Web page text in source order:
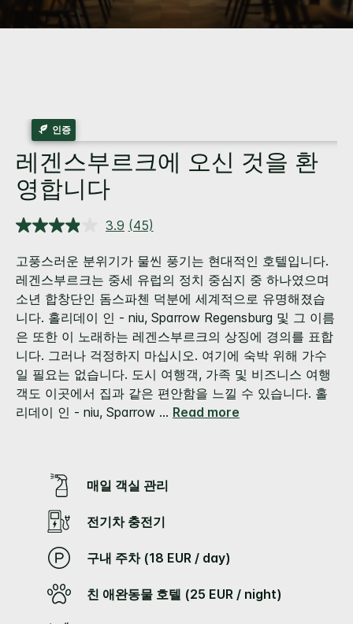
인증
레겐스부르크에 오신 것을 환
영합니다
3.9 상
평
읽
기.
같
은
페
이
지
링
크.
(45)
고풍스러운 분위기가 물씬 풍기는 현대적인 호텔입니다.
레겐스부르크는 중세 유럽의 정치 중심지 중 하나였으며
소년 합창단인 돔스파첸 덕분에 세계적으로 유명해졌습
니다. 홀리데이 인 - niu, Sparrow Regensburg 및 그 이름
은 또한 이 노래하는 레겐스부르크의 상징에 경의를 표합
니다. 그러나 걱정하지 마십시오. 여기에 숙박 위해 가수
일 필요는 없습니다. 도시 여행객, 가족 및 비즈니스 여행
객도 이곳에서 집과 같은 편안함을 느낄 수 있습니다. 홀
리데이 인 - niu, Sparrow ... Read more
매일 객실 관리
전기차 충전기
구내 주차 (18 EUR / day)
친 애완동물 호텔 (25 EUR / night)